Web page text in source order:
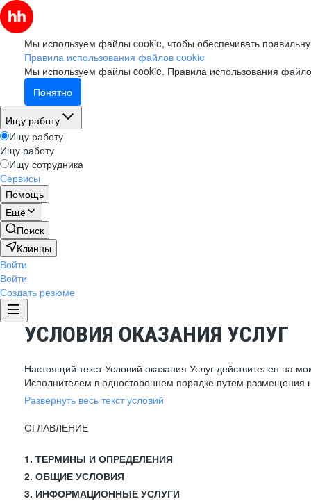
Мы используем файлы cookie, чтобы обеспечивать
Правила использования файлов cookie
Мы используем файлы cookie. Правила использования
Понятно
Ищу работу
Ищу работу
Ищу работу
Ищу сотрудника
Сервисы
Помощь
Ещё
Поиск
Клинцы
Войти
Войти
Создать резюме
УСЛОВИЯ ОКАЗАНИЯ УСЛУГ
Настоящий текст Условий оказания Услуг действителен на
Исполнителем в одностороннем порядке путем размещения
Развернуть весь текст условий
ОГЛАВЛЕНИЕ
1. ТЕРМИНЫ И ОПРЕДЕЛЕНИЯ
2. ОБЩИЕ УСЛОВИЯ
3. ИНФОРМАЦИОННЫЕ УСЛУГИ